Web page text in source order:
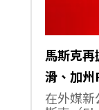
馬斯克
滑、加
在外媒